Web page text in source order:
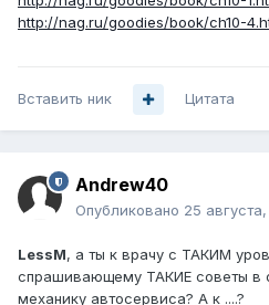
http://nag.ru/goodies/book/ch10-
Вставить ник Цитата
Andrew40
Опубликовано 25
LessM, а ты к врачу с ТАКИМ
спрашивающему ТАКИЕ советы в
механику автосервиса? А к ....?